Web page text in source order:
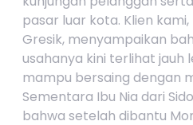
pasar luar kota. Klien
Gresik, menyampaikan
usahanya kini terlihat jauh
mampu bersaing dengan
Sementara Ibu Nia dari
bahwa setelah dibantu